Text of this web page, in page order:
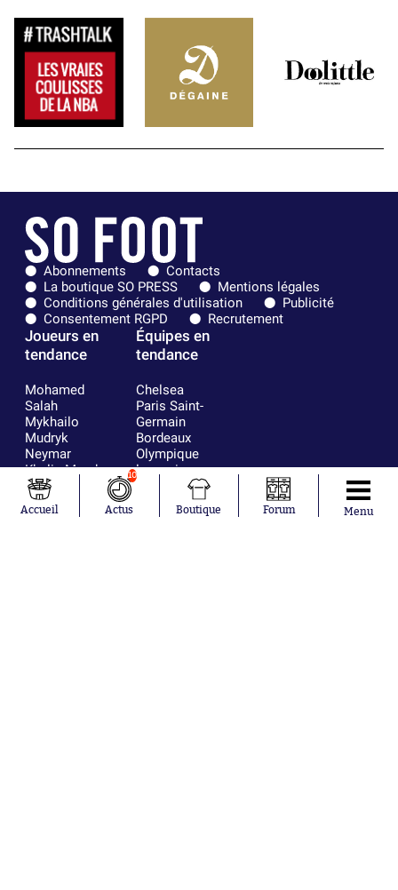
Abonnements
Contacts
La boutique SO PRESS
Mentions légales
Conditions générales d'utilisation
Publicité
Consentement RGPD
Recrutement
Joueurs en
tendance
Mohamed
Salah
Mykhailo
Mudryk
Neymar
Khalis Merah
Loïs Openda
Moussa
Niakhaté
Équipes en
tendance
Chelsea
Paris Saint-
Germain
Bordeaux
Olympique
lyonnais
FIFA
Real Madrid
RC Strasbourg
Accueil
10
Actus Boutique Forum Menu